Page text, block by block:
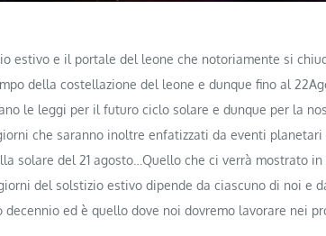
estivo e il portale del leone che notoriamente si
della costellazione del leone e dunque fino al
le leggi per il futuro ciclo solare e dunque per la
che saranno inoltre enfatizzati da eventi
solare del 21 agosto…Quello che ci verrà mostrato
del solstizio estivo dipende da ciascuno di noi e
decennio ed è quello dove noi dovremo lavorare nei